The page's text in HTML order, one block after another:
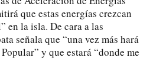
que estas energías crezcan
en la isla. De cara a las
señala que “una vez más hará
y que estará “donde me